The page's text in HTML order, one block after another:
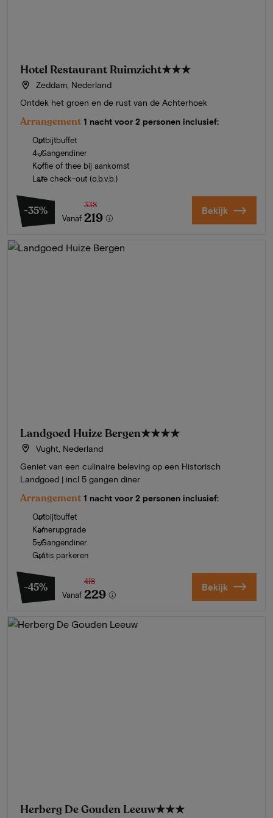
Hotel Restaurant Ruimzicht★★★
Zeddam, Nederland
Ontdek het groen en de rust van de Achterhoek
Arrangement 1 nacht voor 2 personen inclusief:
Ontbijtbuffet
4-Gangendiner
Koffie of thee bij aankomst
Late check-out (o.b.v.b.)
-35%
Vanaf
338
219 Bekijk
Landgoed Huize Bergen★★★★
Vught, Nederland
Geniet van een culinaire beleving op een Historisch
Landgoed | incl 5 gangen diner
Arrangement 1 nacht voor 2 personen inclusief:
Ontbijtbuffet
Kamerupgrade
5-Gangendiner
Gratis parkeren
-45%
Vanaf
418
229 Bekijk
Herberg De Gouden Leeuw★★★